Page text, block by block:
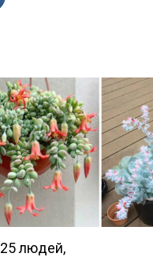
25 людей,